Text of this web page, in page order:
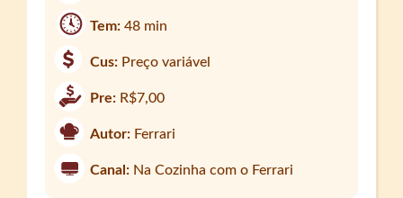
Tem:48 min
Cus: Preço variável
Pre: R$7,00
Autor: Ferrari
Canal: Na Cozinha com o Ferrari